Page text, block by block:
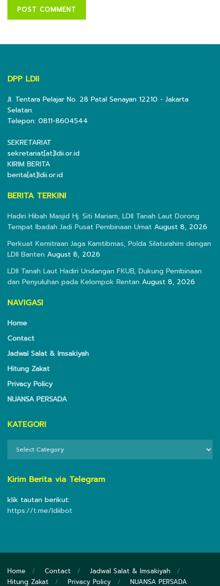
DPP LDII
Jl. Tentara Pelajar No. 28 Patal Senayan 12210 - Jakarta
Selatan.
Telepon: 0811-8604544
SEKRETARIAT
sekretariat[at]ldii.or.id
KIRIM BERITA
berita[at]ldii.or.id
BERITA TERKINI
Hadiri Hibah Masjid Hj. Siti Mariam, LDII Tanah Laut Dorong
Tempat Ibadah Jadi Pusat Pembinaan Umat August 8, 2026
Perkuat Kemitraan Jaga Kamtibmas, Polda Silaturahim dengan
LDII Banten August 8, 2026
LDII Tanah Laut Hadiri Undangan FKUB, Dukung Pembinaan
dan Penyuluhan pada Kelompok Rentan August 8, 2026
NAVIGASI
Home
Contact
Jadwal Salat & Imsakiyah
Hitung Zakat
Privacy Policy
NUANSA PERSADA
KATEGORI
Kirim Berita via Telegram
klik tautan berikut:
https://t.me/ldiibot
Home Contact
Jadwal Salat & Imsakiyah
Hitung Zakat
Privacy Policy NUANSA PERSADA